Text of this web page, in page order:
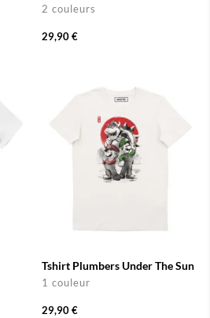
2 couleurs
29,90 €
Tshirt Plumbers Under The Sun
1 couleur
29,90 €